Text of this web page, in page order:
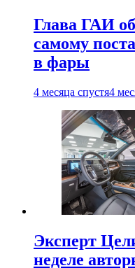
Глава ГАИ
самому
в фары
4 месяца спустя4
Эксперт
неделе